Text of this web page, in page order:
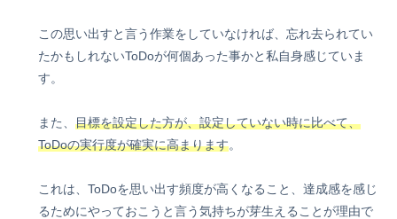
この思い出すと言う作業をしていなければ、忘れ去られてい
たかもしれないToDoが何個あった事かと私自身感じていま
す。
また、 目標を設定した方が、設定していない時に比べて、
ToDoの実行度が確実に高まります。
これは、ToDoを思い出す頻度が高くなること、達成感を感じ
るためにやっておこうと言う気持ちが芽生えることが理由で